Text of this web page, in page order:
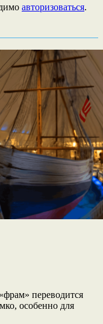
авторизоваться.
переводится
особенно для